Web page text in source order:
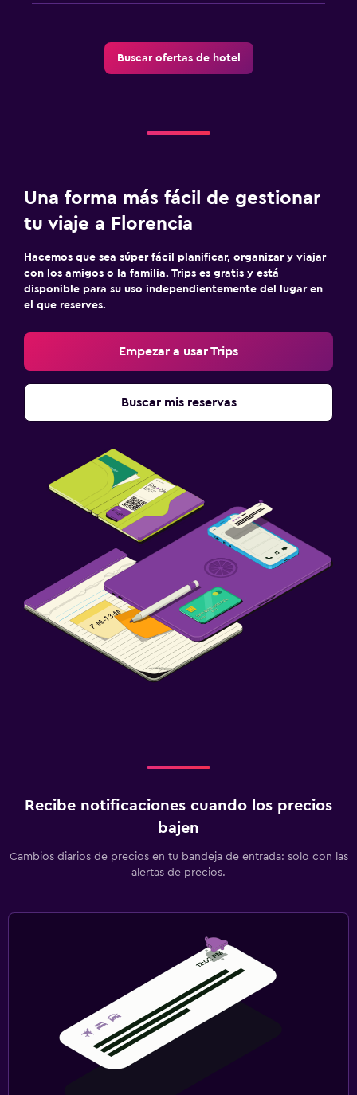
Buscar ofertas de hotel
Una forma más fácil de gestionar
tu viaje a Florencia
Hacemos que sea súper fácil planificar, organizar y viajar
con los amigos o la familia. Trips es gratis y está
disponible para su uso independientemente del lugar en
el que reserves.
Empezar a usar Trips
Buscar mis reservas
Recibe notificaciones cuando los precios
bajen
Cambios diarios de precios en tu bandeja de entrada: solo con las
alertas de precios.